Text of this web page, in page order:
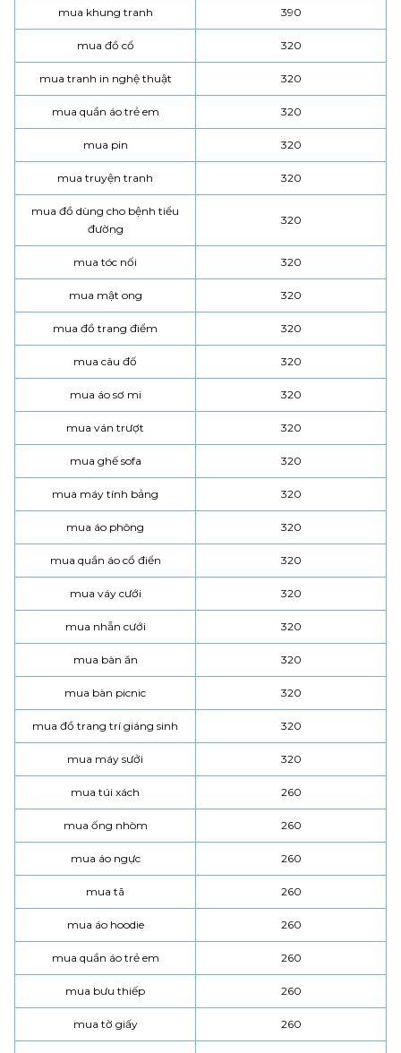
mua khung tranh 390
mua đồ cổ 320
mua tranh in nghệ thuật 320
mua quần áo trẻ em 320
mua pin 320
mua truyện tranh 320
mua đồ dùng cho bệnh tiểu
đường
320
mua tóc nối 320
mua mật ong 320
mua đồ trang điểm 320
mua câu đố 320
mua áo sơ mi 320
mua ván trượt 320
mua ghế sofa 320
mua máy tính bảng 320
mua áo phông 320
mua quần áo cổ điển 320
mua váy cưới 320
mua nhẫn cưới 320
mua bàn ăn 320
mua bàn picnic 320
mua đồ trang trí giáng sinh 320
mua máy sưởi 320
mua túi xách 260
mua ống nhòm 260
mua áo ngực 260
mua tã 260
mua áo hoodie 260
mua quần áo trẻ em 260
mua bưu thiếp 260
mua tờ giấy 260